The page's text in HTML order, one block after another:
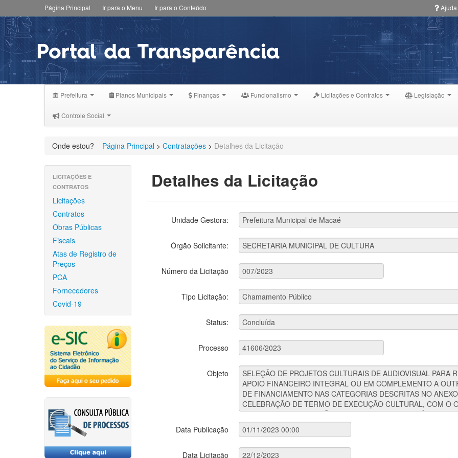
Página Principal Ir para o Menu Ir para o Conteúdo Ajuda
Prefeitura Planos Municipais Finanças Funcionalismo Licitações e Contratos Legislação
Controle Social
Onde estou? Página Principal > Contratações > Detalhes da Licitação
LICITAÇÕES E
CONTRATOS
Licitações
Contratos
Obras Públicas
Fiscais
Atas de Registro de
Preços
PCA
Fornecedores
Covid-19
Detalhes da Licitação
Unidade Gestora:
Órgão Solicitante:
Número da Licitação
Tipo Licitação:
Status:
Processo
Objeto
Data Publicação
Data Licitação